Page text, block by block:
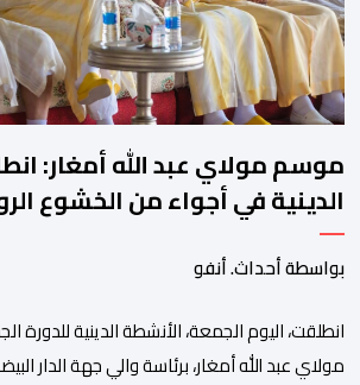
موسم مولاي عبد الله أمغار:
الدينية في أجواء من الخشوع
بواسطة أحداث. أنفو
انطلقت، اليوم الجمعة، الأنشطة الدينية
مولاي عبد الله أمغار، برئاسة والي جهة الدار